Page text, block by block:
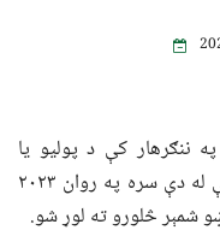
ننګرهار کې د پولیو یا
ماشومانو د ګوزڼ بله پېښه ثبت شوې چې له دې سره په روان ۲۰۲۳
شمېر څلورو ته لوړ شو.